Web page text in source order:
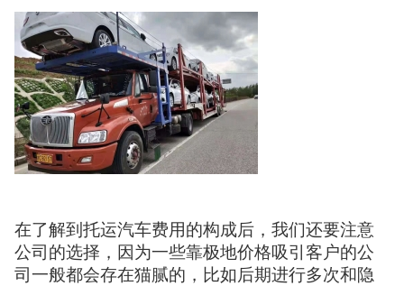
在了解到托运汽车费用的构成后，我们还要注意
公司的选择，因为一些靠极地价格吸引客户的公
司一般都会存在猫腻的，比如后期进行多次和隐